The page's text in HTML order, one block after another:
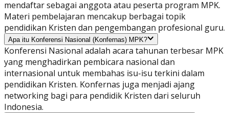
mendaftar sebagai anggota atau peserta program MPK.
Materi pembelajaran mencakup berbagai topik
pendidikan Kristen dan pengembangan profesional guru.
Apa itu Konferensi Nasional (Konfernas) MPK?
Konferensi Nasional adalah acara tahunan terbesar MPK
yang menghadirkan pembicara nasional dan
internasional untuk membahas isu-isu terkini dalam
pendidikan Kristen. Konfernas juga menjadi ajang
networking bagi para pendidik Kristen dari seluruh
Indonesia.